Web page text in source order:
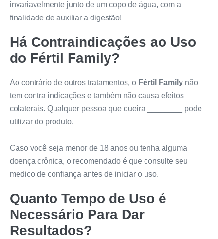
invariavelmente junto de um copo de água, com a
finalidade de auxiliar a digestão!
Há Contraindicações ao Uso
do Fértil Family?
Ao contrário de outros tratamentos, o Fértil Family não
tem contra indicações e também não causa efeitos
colaterais. Qualquer pessoa que queira ________ pode
utilizar do produto.
Caso você seja menor de 18 anos ou tenha alguma
doença crônica, o recomendado é que consulte seu
médico de confiança antes de iniciar o uso.
Quanto Tempo de Uso é
Necessário Para Dar
Resultados?